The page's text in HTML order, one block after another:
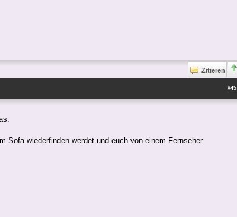
Zitieren
#45
Sofa wiederfinden werdet und euch von einem Fernseher